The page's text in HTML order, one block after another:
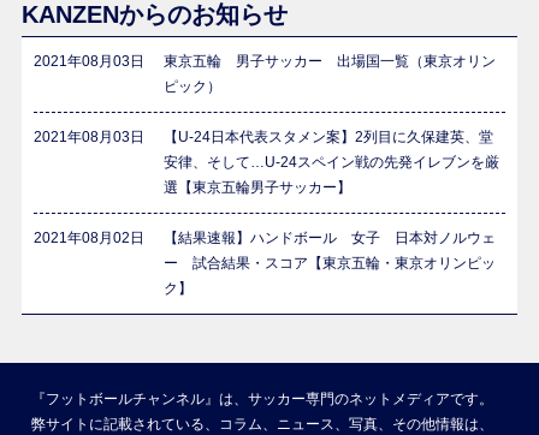
KANZENからのお知らせ
2021年08月03日
東京五輪 男子サッカー 出場国一覧（東京オリン
ピック）
2021年08月03日
【U-24日本代表スタメン案】2列目に久保建英、堂
安律、そして…U-24スペイン戦の先発イレブンを厳
選【東京五輪男子サッカー】
2021年08月02日
【結果速報】ハンドボール 女子 日本対ノルウェ
ー 試合結果・スコア【東京五輪・東京オリンピッ
ク】
『フットボールチャンネル』は、サッカー専門のネットメディアです。
弊サイトに記載されている、コラム、ニュース、写真、その他情報は、